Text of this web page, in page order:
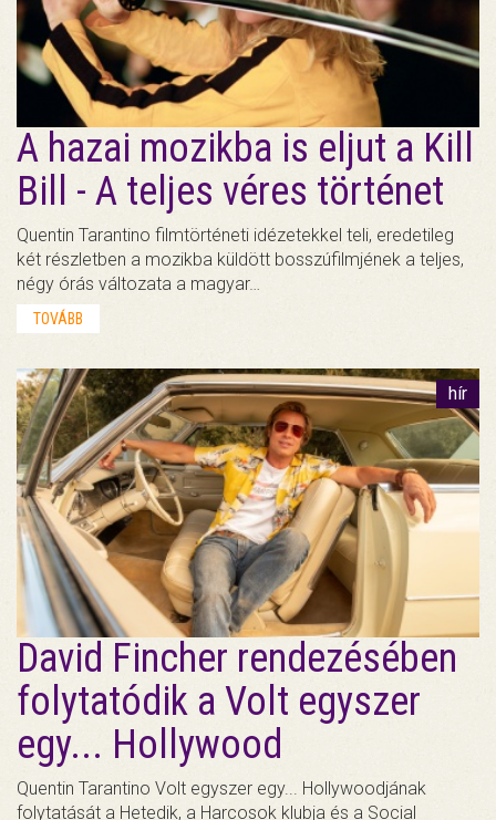
A hazai mozikba is eljut a Kill
Bill - A teljes véres történet
Quentin Tarantino filmtörténeti idézetekkel teli, eredetileg
két részletben a mozikba küldött bosszúfilmjének a teljes,
négy órás változata a magyar…
TOVÁBB
hír
David Fincher rendezésében
folytatódik a Volt egyszer
egy... Hollywood
Quentin Tarantino Volt egyszer egy... Hollywoodjának
folytatását a Hetedik, a Harcosok klubja és a Social